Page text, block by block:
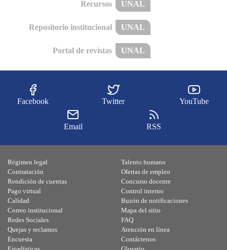
Recursos UNAL
Repositorio institucional UNAL
Portal de revistas UNAL
Facebook Twitter YouTube
Email RSS
Régimen legal
Contratación
Rendición de cuentas
Pago virtual
Calidad
Talento humano
Ofertas de empleo
Concurso docente
Control interno
Buzón de notificaciones
Correo institucional
Redes Sociales
Quejas y reclamos
Encuesta
Mapa del sitio
FAQ
Atención en línea
Contáctenos